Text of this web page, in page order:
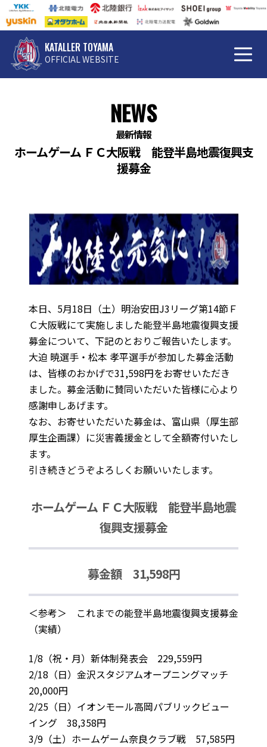
KATALLER TOYAMA
OFFICIAL WEBSITE
NEWS
最新情報
ホームゲーム ＦＣ大阪戦 能登半島地震復興支
援募金
本日、5月18日（土）明治安田J3リーグ第14節Ｆ
Ｃ大阪戦にて実施しました能登半島地震復興支援
募金について、下記のとおりご報告いたします。
大迫 暁選手・松本 孝平選手が参加した募金活動
は、皆様のおかげで31,598円をお寄せいただき
ました。募金活動に賛同いただいた皆様に心より
感謝申しあげます。
なお、お寄せいただいた募金は、富山県（厚生部
厚生企画課）に災害義援金として全額寄付いたし
ます。
引き続きどうぞよろしくお願いいたします。
ホームゲーム ＦＣ大阪戦 能登半島地震
復興支援募金
募金額 31,598円
＜参考＞ これまでの能登半島地震復興支援募金
（実績）
1/8（祝・月）新体制発表会 229,559円
2/18（日）金沢スタジアムオープニングマッチ
20,000円
2/25（日）イオンモール高岡パブリックビュー
イング 38,358円
3/9（土）ホームゲーム奈良クラブ戦 57,585円